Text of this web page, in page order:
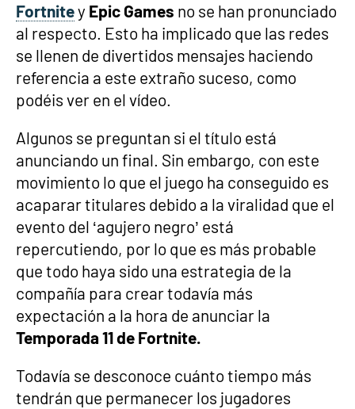
Fortnitey Epic Games no se han pronunciado
al respecto. Esto ha implicado que las redes
se llenen de divertidos mensajes haciendo
referencia a este extraño suceso, como
podéis ver en el vídeo.
Algunos se preguntan si el título está
anunciando un final. Sin embargo, con este
movimiento lo que el juego ha conseguido es
acaparar titulares debido a la viralidad que el
evento del ‘agujero negro’ está
repercutiendo, por lo que es más probable
que todo haya sido una estrategia de la
compañía para crear todavía más
expectación a la hora de anunciar la
Temporada 11 de Fortnite.
Todavía se desconoce cuánto tiempo más
tendrán que permanecer los jugadores